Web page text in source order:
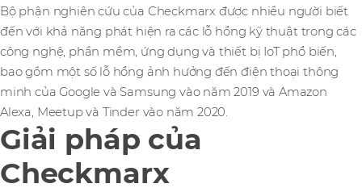
Bộ phận nghiên cứu của Checkmarx được nhiều người biết
đến với khả năng phát hiện ra các lỗ hổng kỹ thuật trong các
công nghệ, phần mềm, ứng dụng và thiết bị IoT phổ biến,
bao gồm một số lỗ hổng ảnh hưởng đến điện thoại thông
minh của Google và Samsung vào năm 2019 và Amazon
Alexa, Meetup và Tinder vào năm 2020.
Giải pháp của
Checkmarx